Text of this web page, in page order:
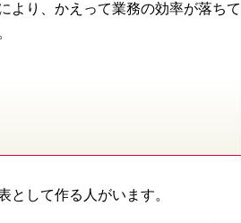
より、かえって業務の効率が落ちて
して作る人がいます。